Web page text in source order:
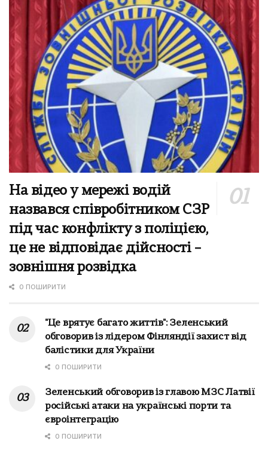
На відео у мережі водій
назвався співробітником СЗР
під час конфлікту з поліцією,
це не відповідає дійсності –
зовнішня розвідка
0 ПОШИРИТИ
"Це врятує багато життів": Зеленський
обговорив із лідером Фінляндії захист від
балістики для України
0 ПОШИРИТИ
Зеленський обговорив із главою МЗС Латвії
російські атаки на українські порти та
євроінтеграцію
0 ПОШИРИТИ